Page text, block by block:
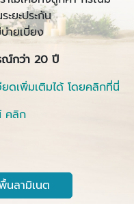
ะยะประกัน
ายเบี่ยง
ณ์กว่า 20 ปี
ยดเพิ่มเติมได้ โดยคลิกที่นี่
คลิก
ลามิเนต